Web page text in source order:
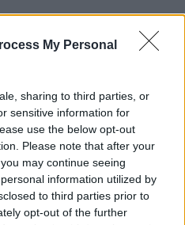
My Personal
sharing to third parties, or
sensitive information for
use the below opt-out
Please note that after your
may continue seeing
information utilized by
to third parties prior to
opt-out of the further
parte perlomeno come
Matri, Vucinic e
e 2000. Ad oggi (ma il
si contano più di
l’amatamaglia a tinte
che gli han portato molti
il numero, visto che, in
anche se, a mio
gli scudetti son quelli vinti
ed Internazionali,